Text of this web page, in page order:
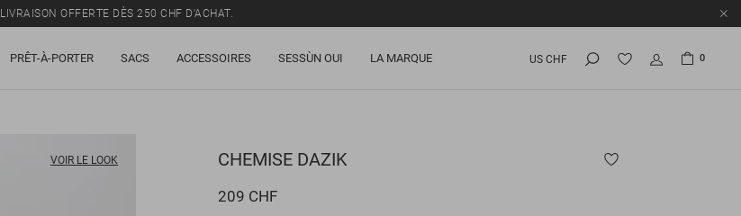
LIVRAISON OFFERTE DÈS 250 CHF D'ACHAT.
PRÊT-À-PORTER SACS ACCESSOIRES SESSÙN OUI LA MARQUE US CHF 0
VOIR LE LOOK CHEMISE DAZIK
209 CHF